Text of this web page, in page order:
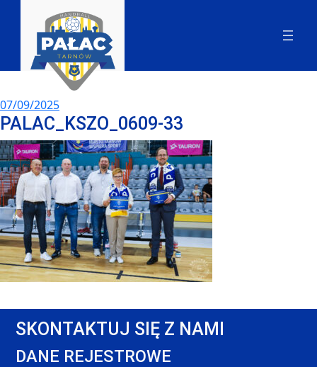
07/09/2025
PALAC_KSZO_0609-33
SKONTAKTUJ SIĘ Z NAMI
DANE REJESTROWE